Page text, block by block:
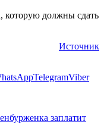
Источник
TelegramViber
заплатит